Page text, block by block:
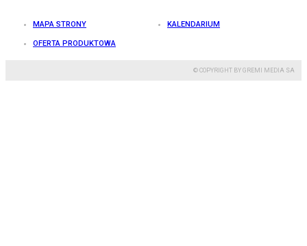
MAPA STRONY KALENDARIUM
OFERTA PRODUKTOWA
© COPYRIGHT BY GREMI MEDIA SA